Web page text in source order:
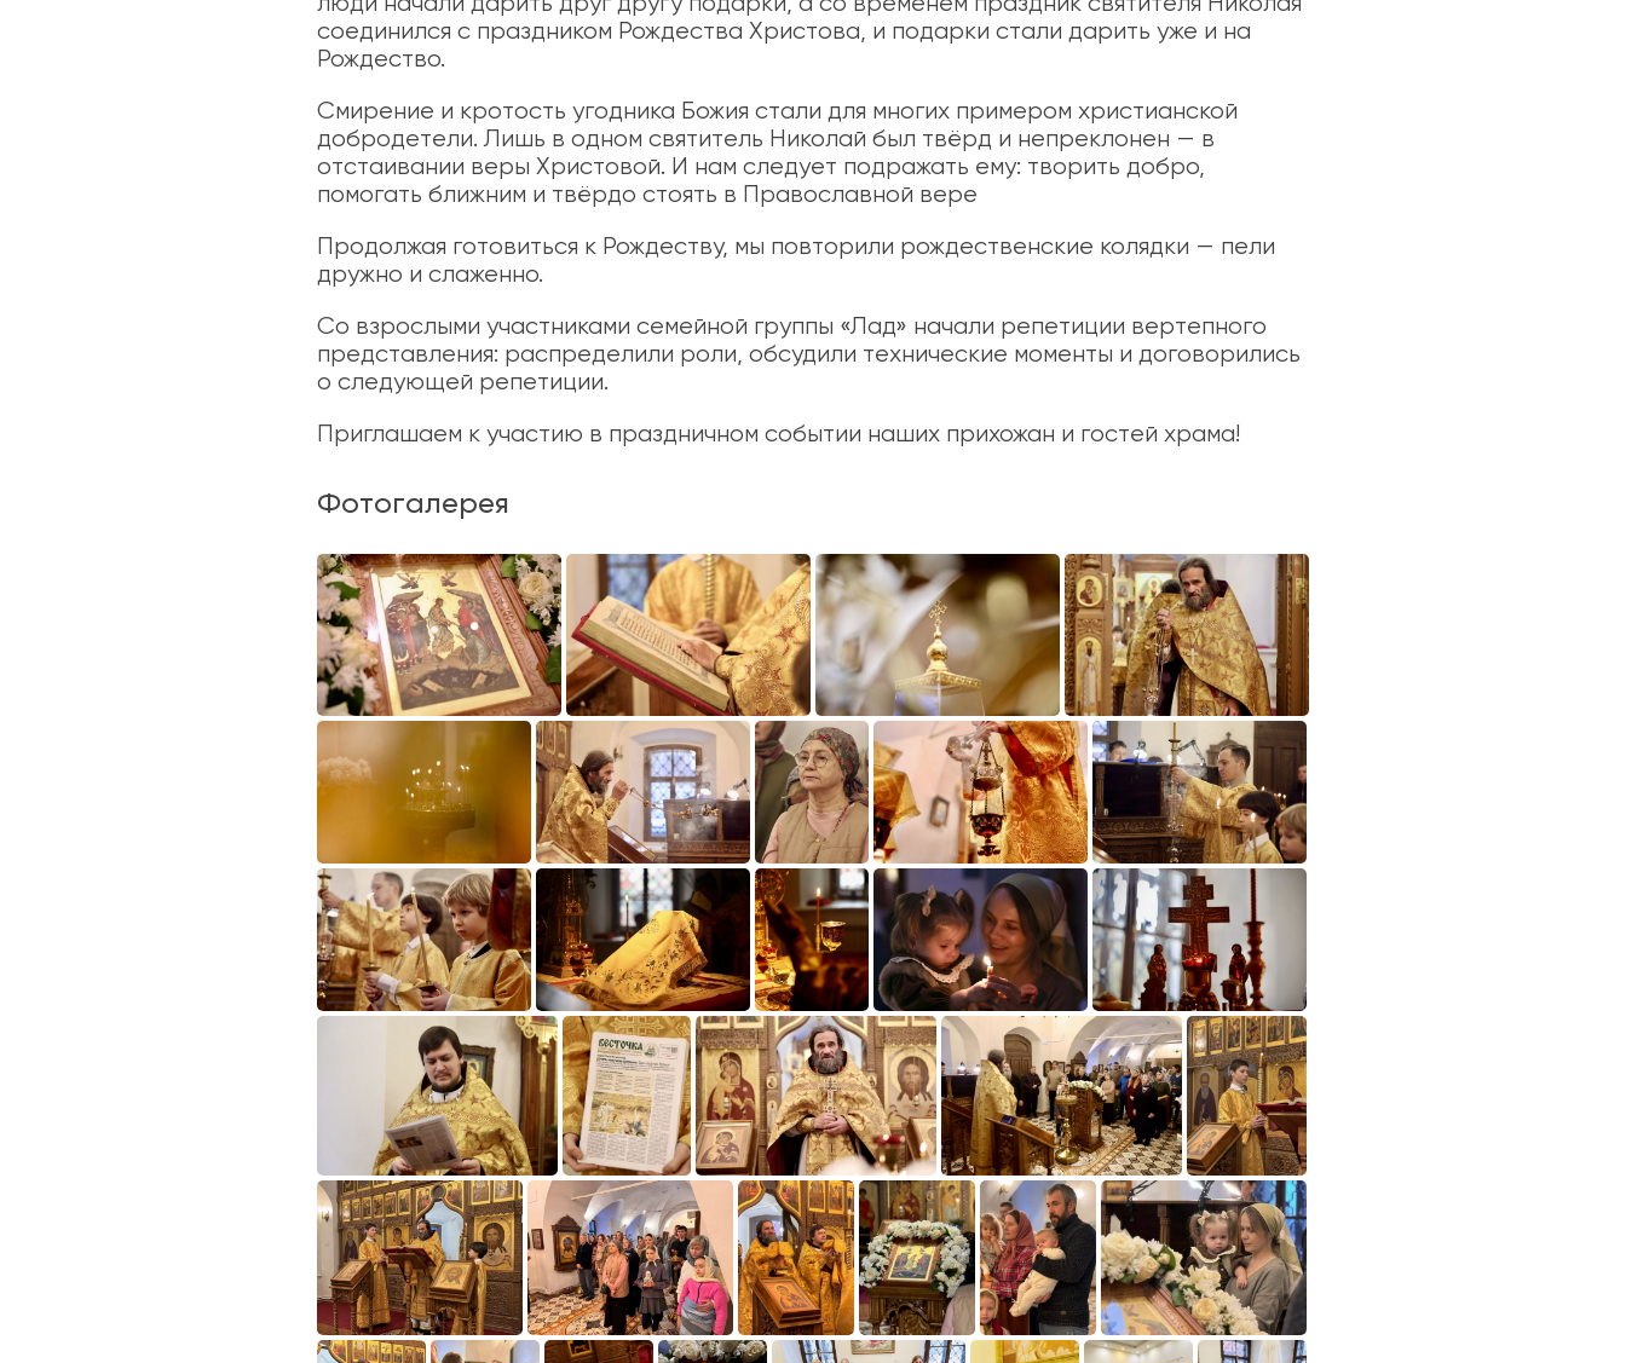
соединился с праздником Рождества Христова, и подарки стали дарить уже и на
Рождество.
Смирение и кротость угодника Божия стали для многих примером христианской
добродетели. Лишь в одном святитель Николай был твёрд и непреклонен — в
отстаивании веры Христовой. И нам следует подражать ему: творить добро,
помогать ближним и твёрдо стоять в Православной вере
Продолжая готовиться к Рождеству, мы повторили рождественские колядки — пели
дружно и слаженно.
Со взрослыми участниками семейной группы «Лад» начали репетиции вертепного
представления: распределили роли, обсудили технические моменты и договорились
о следующей репетиции.
Приглашаем к участию в праздничном событии наших прихожан и гостей храма!
Фотогалерея